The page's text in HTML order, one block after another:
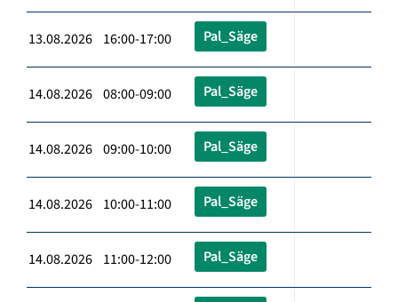
13.08.2026 16:00-17:00 Pal_Säge
14.08.2026 08:00-09:00 Pal_Säge
14.08.2026 09:00-10:00 Pal_Säge
14.08.2026 10:00-11:00 Pal_Säge
14.08.2026 11:00-12:00 Pal_Säge